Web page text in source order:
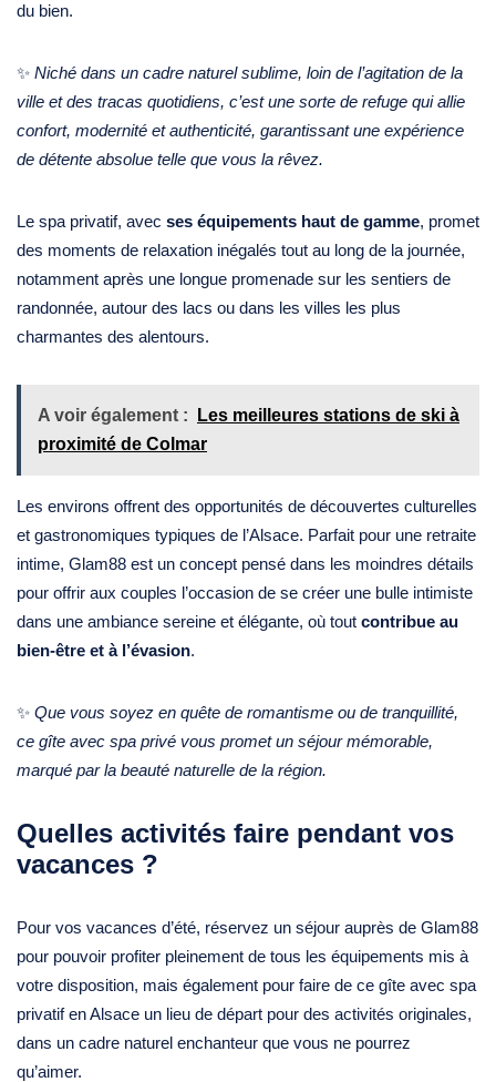
du bien.
✨ Niché dans un cadre naturel sublime, loin de l’agitation de la
ville et des tracas quotidiens, c’est une sorte de refuge qui allie
confort, modernité et authenticité, garantissant une expérience
de détente absolue telle que vous la rêvez.
Le spa privatif, avec ses équipements haut de gamme, promet
des moments de relaxation inégalés tout au long de la journée,
notamment après une longue promenade sur les sentiers de
randonnée, autour des lacs ou dans les villes les plus
charmantes des alentours.
A voir également :
Les meilleures stations de ski à
proximité de Colmar
Les environs offrent des opportunités de découvertes culturelles
et gastronomiques typiques de l’Alsace. Parfait pour une retraite
intime, Glam88 est un concept pensé dans les moindres détails
pour offrir aux couples l’occasion de se créer une bulle intimiste
dans une ambiance sereine et élégante, où tout contribue au
bien-être et à l’évasion.
✨ Que vous soyez en quête de romantisme ou de tranquillité,
ce gîte avec spa privé vous promet un séjour mémorable,
marqué par la beauté naturelle de la région.
Quelles activités faire pendant vos
vacances ?
Pour vos vacances d’été, réservez un séjour auprès de Glam88
pour pouvoir profiter pleinement de tous les équipements mis à
votre disposition, mais également pour faire de ce gîte avec spa
privatif en Alsace un lieu de départ pour des activités originales,
dans un cadre naturel enchanteur que vous ne pourrez
qu’aimer.